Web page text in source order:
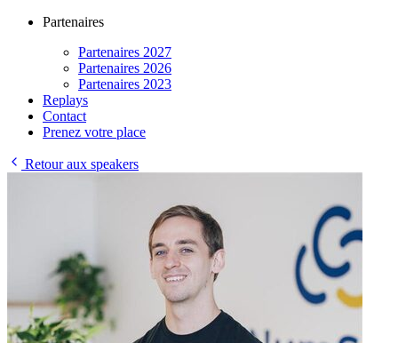
Partenaires
Partenaires 2027
Partenaires 2026
Partenaires 2023
Replays
Contact
Prenez votre place
Retour aux speakers